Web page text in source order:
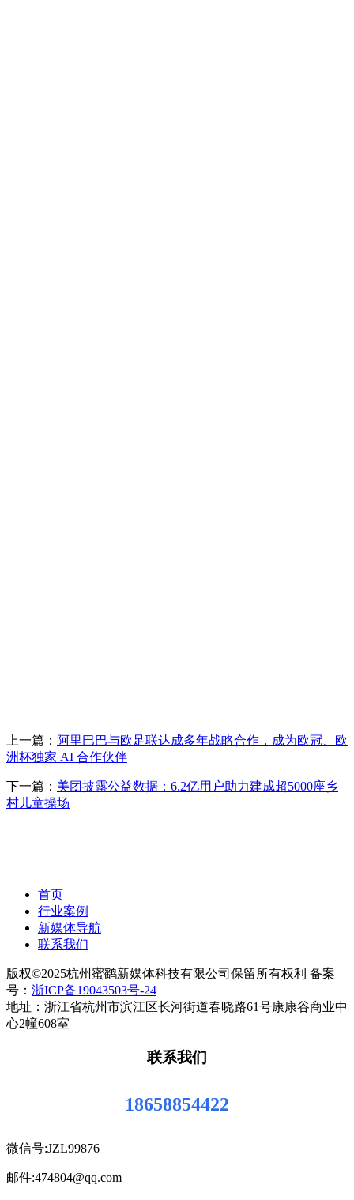
上一篇： 阿里巴巴与欧足联达成多年战略合作，成为欧冠、欧
洲杯独家 AI 合作伙伴
下一篇： 美团披露公益数据：6.2亿用户助力建成超5000座乡
村儿童操场
首页
行业案例
新媒体导航
联系我们
版权©2025杭州蜜鹞新媒体科技有限公司保留所有权利 备案
号： 浙ICP备19043503号-24
地址：浙江省杭州市滨江区长河街道春晓路61号康康谷商业中
心2幢608室
联系我们
18658854422
微信号:JZL99876
邮件:474804@qq.com